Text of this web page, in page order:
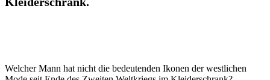
Welcher Mann hat nicht die bedeutenden Ikonen der westlichen